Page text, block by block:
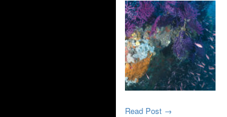
Read Post →